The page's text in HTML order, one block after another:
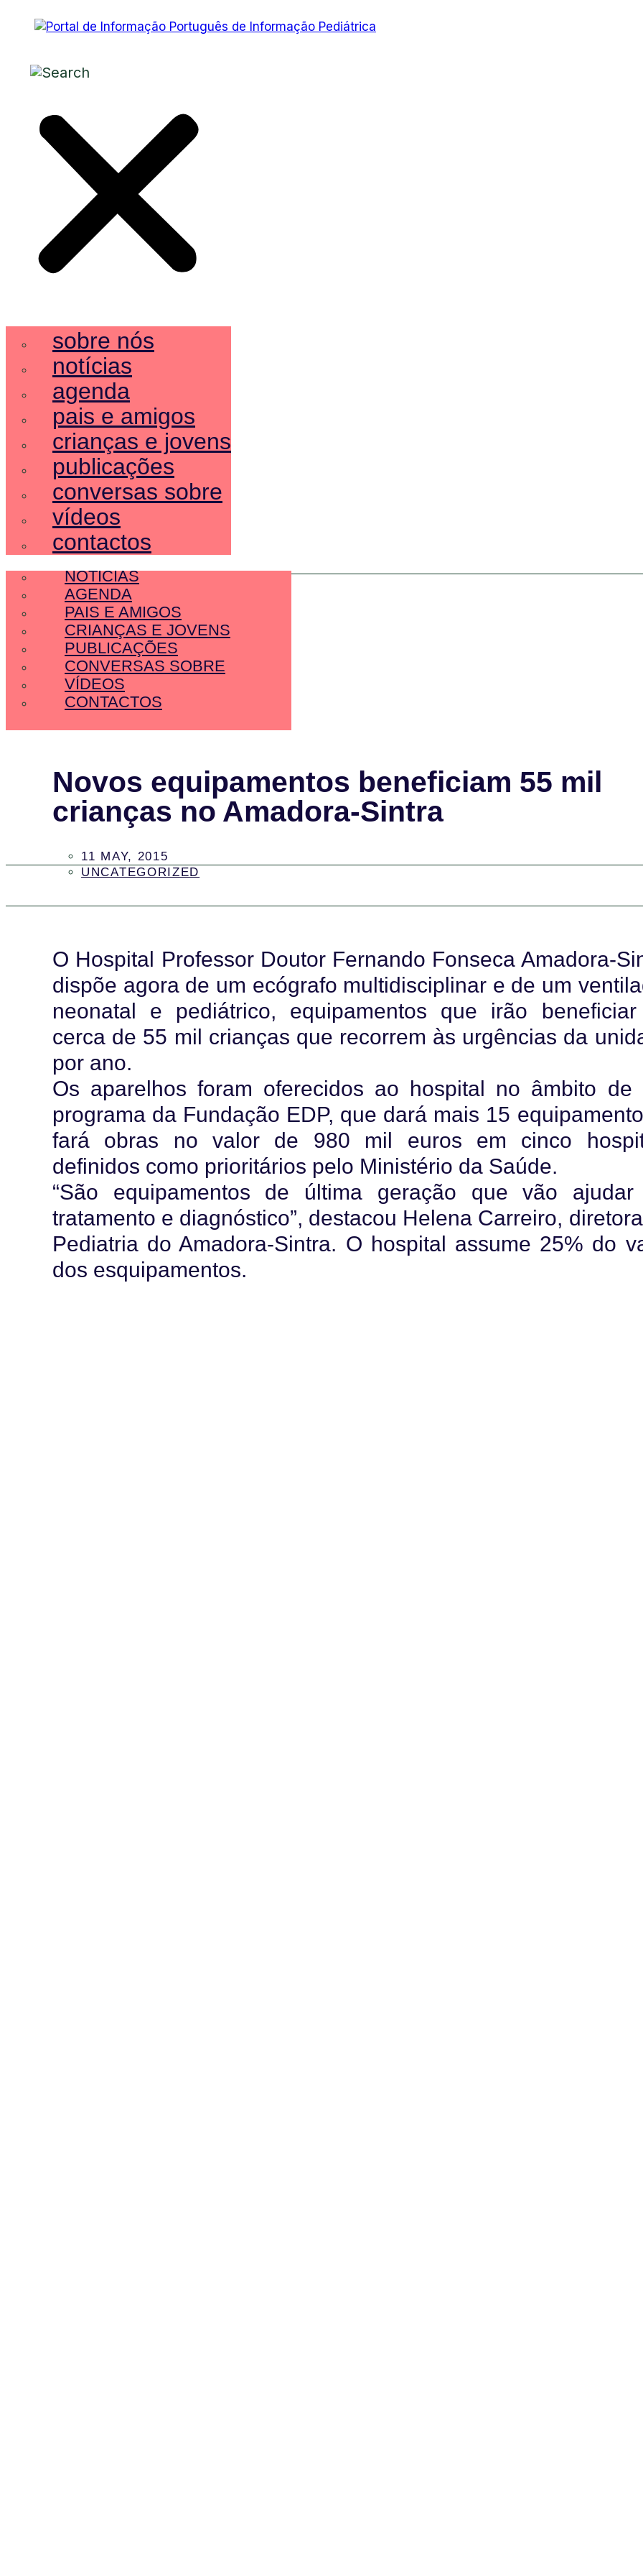
sobre nós
notícias
agenda
pais e amigos
crianças e jovens
publicações
conversas sobre
vídeos
contactos
SOBRE NÓS
NOTÍCIAS
AGENDA
PAIS E AMIGOS
CRIANÇAS E JOVENS
PUBLICAÇÕES
CONVERSAS SOBRE
VÍDEOS
CONTACTOS
Novos equipamentos beneficiam 55 mil
crianças no Amadora-Sintra
11 MAY, 2015
UNCATEGORIZED
O Hospital Professor Doutor Fernando Fonseca Amadora-
dispõe agora de um ecógrafo multidisciplinar e de um
neonatal e pediátrico, equipamentos que irão
cerca de 55 mil crianças que recorrem às urgências da
por ano.
Os aparelhos foram oferecidos ao hospital no âmbito de
programa da Fundação EDP, que dará mais 15
fará obras no valor de 980 mil euros em cinco
definidos como prioritários pelo Ministério da Saúde.
“São equipamentos de última geração que vão
tratamento e diagnóstico”, destacou Helena Carreiro,
Pediatria do Amadora-Sintra. O hospital assume 25% do
dos esquipamentos.